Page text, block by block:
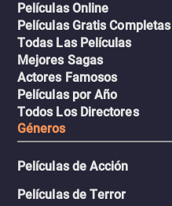
Películas Online
Películas Gratis Completas
Todas Las Películas
Mejores Sagas
Actores Famosos
Películas por Año
Todos Los Directores
Géneros
Películas de Acción
Películas de Terror